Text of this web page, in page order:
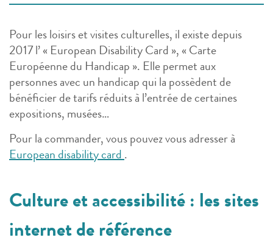
Pour les loisirs et visites culturelles, il existe depuis
2017 l’ « European Disability Card », « Carte
Européenne du Handicap ». Elle permet aux
personnes avec un handicap qui la possèdent de
bénéficier de tarifs réduits à l’entrée de certaines
expositions, musées…
Pour la commander, vous pouvez vous adresser à
European disability card.
Culture et accessibilité : les sites
internet de référence